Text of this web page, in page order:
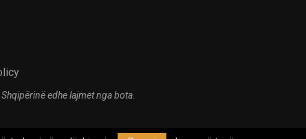
edhe lajmet nga bota.